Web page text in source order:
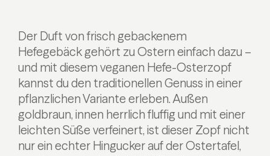
Der Duft von frisch gebackenem
Hefegebäck gehört zu Ostern einfach dazu –
und mit diesem veganen Hefe-Osterzopf
kannst du den traditionellen Genuss in einer
pflanzlichen Variante erleben. Außen
goldbraun, innen herrlich fluffig und mit einer
leichten Süße verfeinert, ist dieser Zopf nicht
nur ein echter Hingucker auf der Ostertafel,